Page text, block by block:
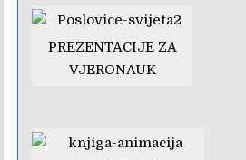
PREZENTACIJE ZA
VJERONAUK